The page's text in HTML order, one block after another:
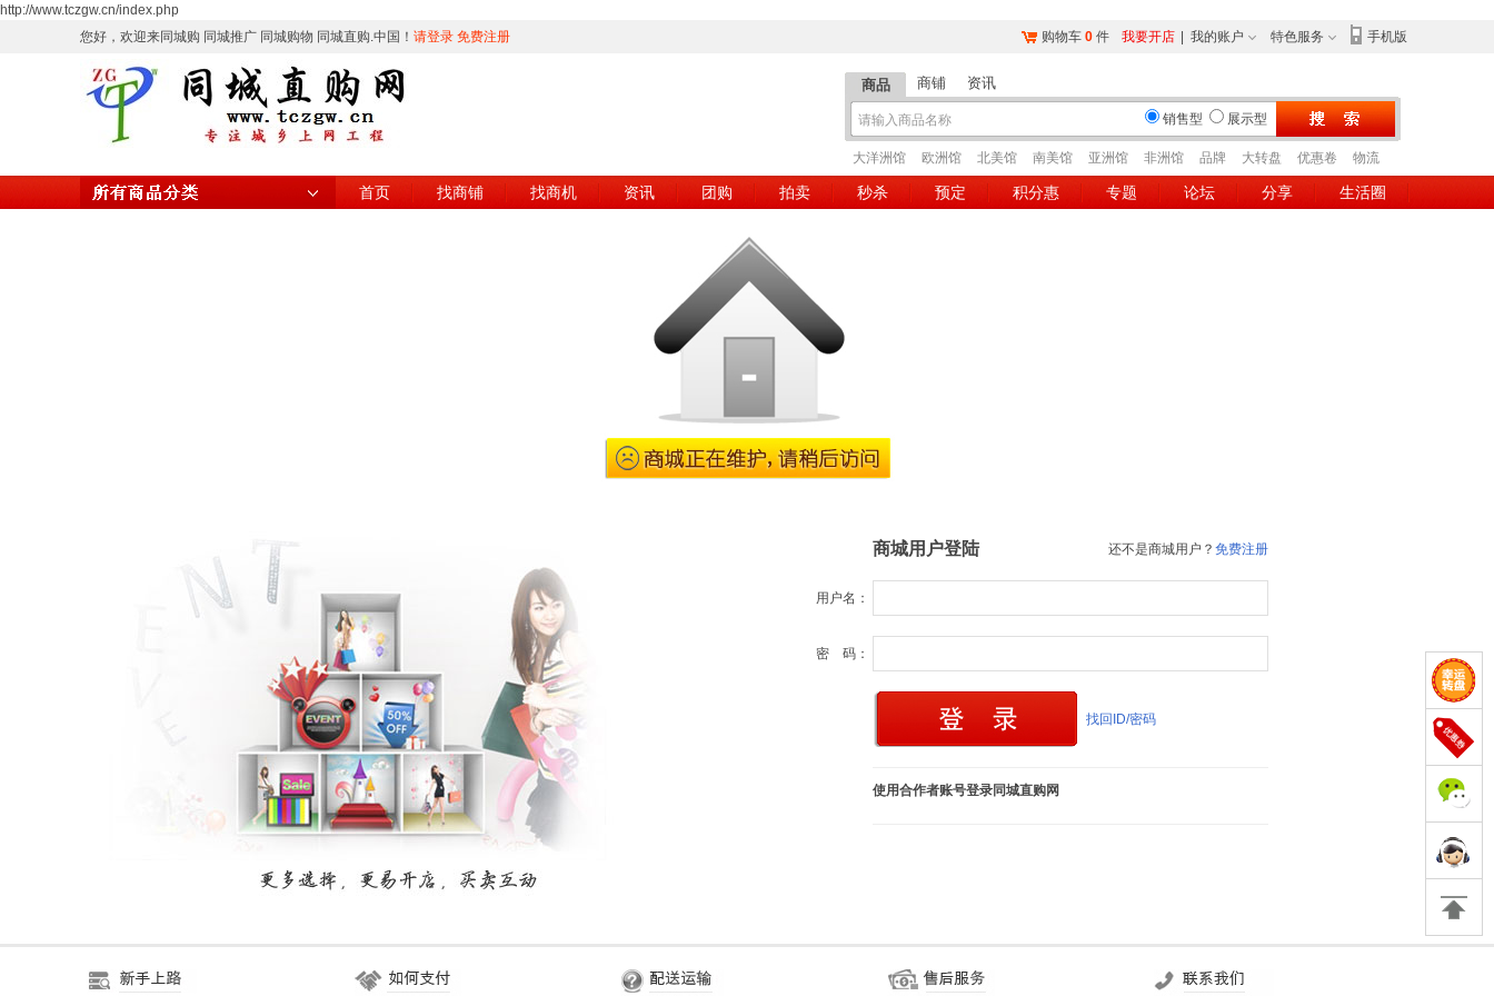
http://www.tczgw.cn/index.php
手机版
特色服务
我的账户
我要开店
购物车 0 件
您好，欢迎来同城购 同城推广 同城购物 同城直购.中国！ 请登录 免费注册
商品 商铺 资讯
销售型 展示型
大洋洲馆 欧洲馆 北美馆 南美馆 亚洲馆 非洲馆 品牌 大转盘 优惠卷 物流
所有商品分类 首页 找商铺 找商机 资讯 团购 拍卖 秒杀 预定 积分惠 专题 论坛 分享 生活圈
商城用户登陆 还不是商城用户？ 免费注册
用户名：
密 码：
找回ID/密码
使用合作者账号登录同城直购网